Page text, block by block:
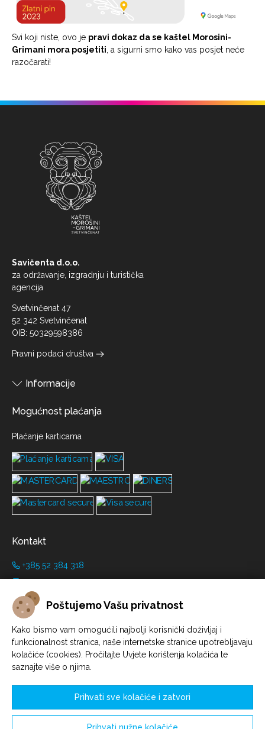
Poštujemo Vašu privatnost
Kako bismo vam omogućili najbolji korisnički doživljaj i
funkcionalnost stranica, naše internetske stranice upotrebljavaju
kolačiće (cookies). Pročitajte Uvjete korištenja kolačića te
saznajte više o njima.
Prihvati sve kolačiće i zatvori
Svi koji niste, ovo je pravi dokaz da se kaštel Morosini-
Grimani mora posjetiti , a sigurni smo kako vas posjet neće
razočarati!
Savičenta d.o.o.
za održavanje, izgradnju i turistička
agencija
Svetvinčenat 47
52 342 Svetvinčenat
OIB: 50329598386
Pravni podaci društva
Informacije
Mogućnost plaćanja
Plaćanje karticama
Kontakt
+385 52 384 318
info@grimanicastle.com
Ovisno o sezoni. Pogledati na straniciRadno vrijeme.